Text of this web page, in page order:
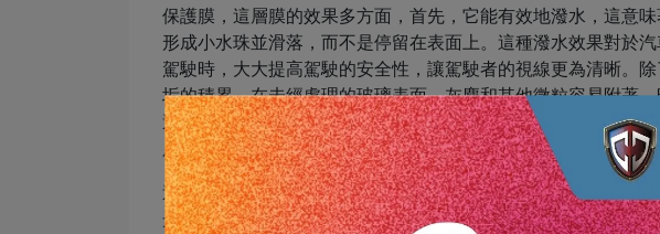
保護膜，這層膜的效果多方面，首先，它能有效地潑水，這意
形成小水珠並滑落，而不是停留在表面上。這種潑水效果對於
駕駛時，大大提高駕駛的安全性，讓駕駛者的視線更為清晰。
垢的積累。在未經處理的玻璃表面，灰塵和其他微粒容易附著
還可能阻礙視線。玻璃封體劑通過形成一層光滑的膜，降低了
只需簡單擦拭即可恢復原有的透明度和光澤。
這種封體劑還能提高玻璃的透光性和清晰度。透過這層薄膜，
光線更加明亮和均勻。這對於提升居家和辦公環境的光環境具